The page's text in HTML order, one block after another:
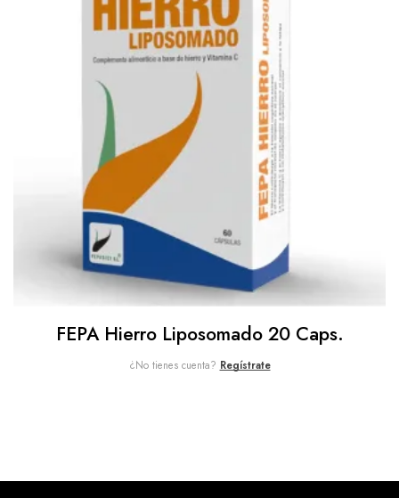
FEPA Hierro Liposomado 20 Caps.
¿No tienes cuenta? Regístrate